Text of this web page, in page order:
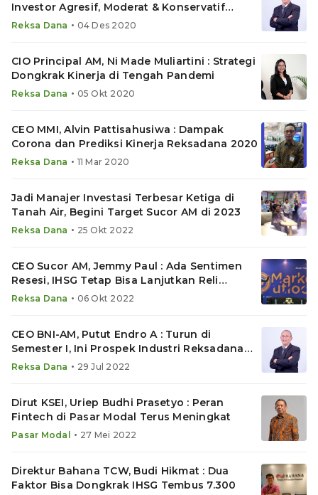
Investor Agresif, Moderat & Konservatif
Jelang 2021
Reksa Dana • 04 Des 2020
CIO Principal AM, Ni Made Muliartini : Strategi
Dongkrak Kinerja di Tengah Pandemi
Reksa Dana • 05 Okt 2020
CEO MMI, Alvin Pattisahusiwa : Dampak
Corona dan Prediksi Kinerja Reksadana 2020
Reksa Dana • 11 Mar 2020
Jadi Manajer Investasi Terbesar Ketiga di
Tanah Air, Begini Target Sucor AM di 2023
Reksa Dana • 25 Okt 2022
CEO Sucor AM, Jemmy Paul : Ada Sentimen
Resesi, IHSG Tetap Bisa Lanjutkan Reli
hingga Akhir 2022
Reksa Dana • 06 Okt 2022
CEO BNI-AM, Putut Endro A : Turun di
Semester I, Ini Prospek Industri Reksadana
Hingga Akhir 2022
Reksa Dana • 29 Jul 2022
Dirut KSEI, Uriep Budhi Prasetyo : Peran
Fintech di Pasar Modal Terus Meningkat
Pasar Modal • 27 Mei 2022
Direktur Bahana TCW, Budi Hikmat : Dua
Faktor Bisa Dongkrak IHSG Tembus 7.300